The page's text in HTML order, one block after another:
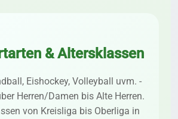
& Altersklassen
Eishockey, Volleyball uvm. -
Herren/Damen bis Alte Herren.
von Kreisliga bis Oberliga in